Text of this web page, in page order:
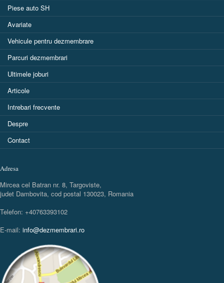
Piese auto SH
Avariate
Vehicule pentru dezmembrare
Parcuri dezmembrari
Ultimele joburi
Articole
Intrebari frecvente
Despre
Contact
Adresa
Mircea cel Batran nr. 8, Targoviste,
judet Dambovita, cod postal 130023, Romania
Telefon: +40763393102
E-mail: info@dezmembrari.ro